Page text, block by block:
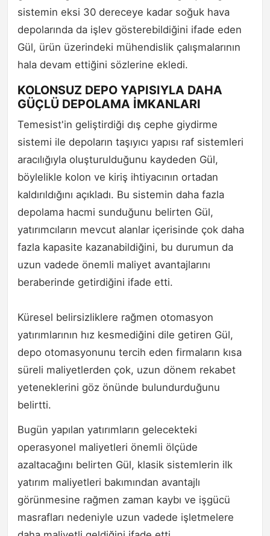
sistemin eksi 30 dereceye kadar soğuk hava
depolarında da işlev gösterebildiğini ifade eden
Gül, ürün üzerindeki mühendislik çalışmalarının
hala devam ettiğini sözlerine ekledi.
KOLONSUZ DEPO YAPISIYLA DAHA
GÜÇLÜ DEPOLAMA İMKANLARI
Temesist'in geliştirdiği dış cephe giydirme
sistemi ile depoların taşıyıcı yapısı raf sistemleri
aracılığıyla oluşturulduğunu kaydeden Gül,
böylelikle kolon ve kiriş ihtiyacının ortadan
kaldırıldığını açıkladı. Bu sistemin daha fazla
depolama hacmi sunduğunu belirten Gül,
yatırımcıların mevcut alanlar içerisinde çok daha
fazla kapasite kazanabildiğini, bu durumun da
uzun vadede önemli maliyet avantajlarını
beraberinde getirdiğini ifade etti.
Küresel belirsizliklere rağmen otomasyon
yatırımlarının hız kesmediğini dile getiren Gül,
depo otomasyonunu tercih eden firmaların kısa
süreli maliyetlerden çok, uzun dönem rekabet
yeteneklerini göz önünde bulundurduğunu
belirtti.
Bugün yapılan yatırımların gelecekteki
operasyonel maliyetleri önemli ölçüde
azaltacağını belirten Gül, klasik sistemlerin ilk
yatırım maliyetleri bakımından avantajlı
görünmesine rağmen zaman kaybı ve işgücü
masrafları nedeniyle uzun vadede işletmelere